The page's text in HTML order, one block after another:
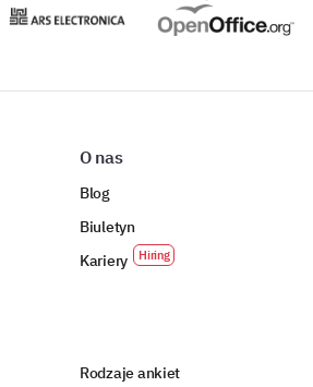
O nas
Blog
Biuletyn
Kariery
Rodzaje ankiet